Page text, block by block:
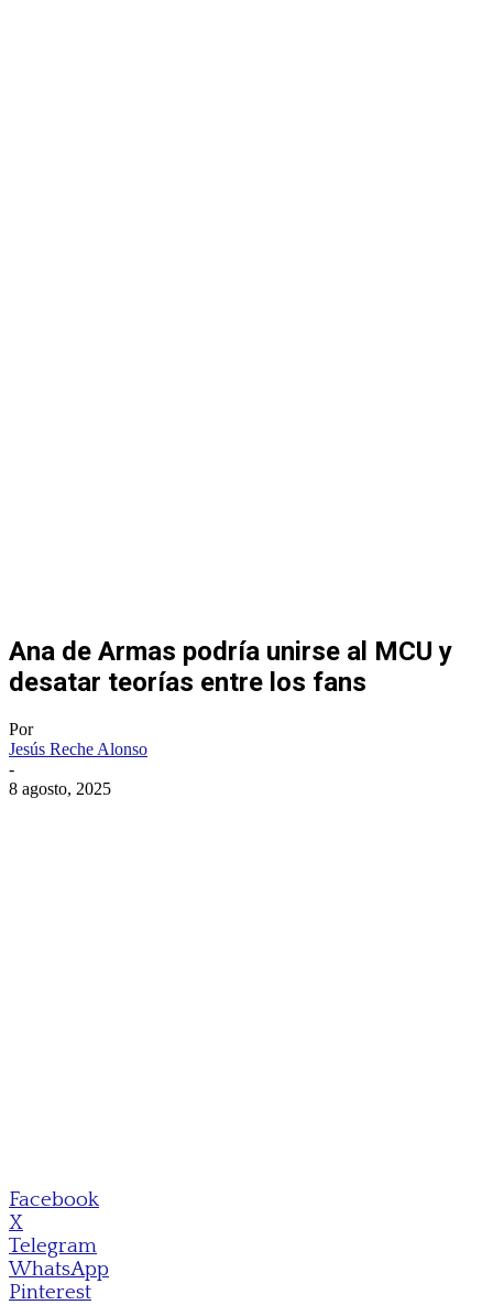
Ana de Armas podría unirse al MCU y
desatar teorías entre los fans
Por
Jesús Reche Alonso
-
8 agosto, 2025
Facebook
X
Telegram
WhatsApp
Pinterest